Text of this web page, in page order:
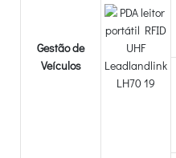
Gestão de
Veículos